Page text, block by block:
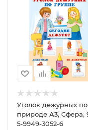
Уголок дежурных по
природе А3, Сфера,
5-9949-3052-6